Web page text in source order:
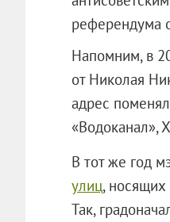
референдума
Напомним, в
от Николая
адрес
«Водоканал»,
В тот же год
улиц, носящих
Так,